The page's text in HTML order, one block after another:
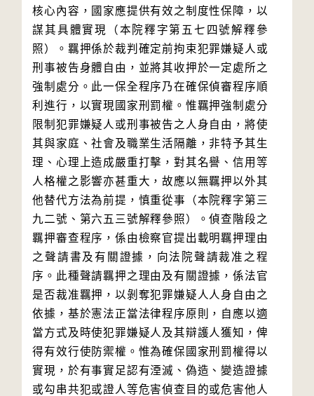
核心內容，國家應提供有效之制度性保障，以
謀其具體實現（本院釋字第五七四號解釋參
照）。羈押係於裁判確定前拘束犯罪嫌疑人或
刑事被告身體自由，並將其收押於一定處所之
強制處分。此一保全程序乃在確保偵審程序順
利進行，以實現國家刑罰權。惟羈押強制處分
限制犯罪嫌疑人或刑事被告之人身自由，將使
其與家庭、社會及職業生活隔離，非特予其生
理、心理上造成嚴重打擊，對其名譽、信用等
人格權之影響亦甚重大，故應以無羈押以外其
他替代方法為前提，慎重從事（本院釋字第三
九二號、第六五三號解釋參照）。偵查階段之
羈押審查程序，係由檢察官提出載明羈押理由
之聲請書及有關證據，向法院聲請裁准之程
序。此種聲請羈押之理由及有關證據，係法官
是否裁准羈押，以剝奪犯罪嫌疑人人身自由之
依據，基於憲法正當法律程序原則，自應以適
當方式及時使犯罪嫌疑人及其辯護人獲知，俾
得有效行使防禦權。惟為確保國家刑罰權得以
實現，於有事實足認有湮滅、偽造、變造證據
或勾串共犯或證人等危害偵查目的或危害他人